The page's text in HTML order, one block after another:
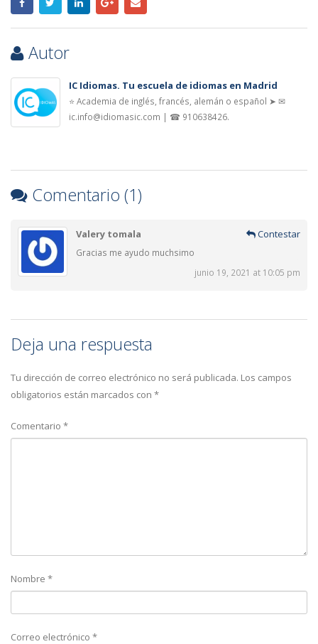
Autor
IC Idiomas. Tu escuela de idiomas en Madrid
⭐ Academia de inglés, francés, alemán o español ➤ ✉
ic.info@idiomasic.com | ☎ 910638426.
Comentario (1)
Valery tomala Contestar
Gracias me ayudo muchsimo
junio 19, 2021 at 10:05 pm
Deja una respuesta
Tu dirección de correo electrónico no será publicada. Los campos
obligatorios están marcados con *
Comentario *
Nombre *
Correo electrónico *